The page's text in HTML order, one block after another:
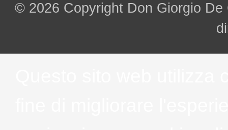
© 2026 Copyright Don Giorgio